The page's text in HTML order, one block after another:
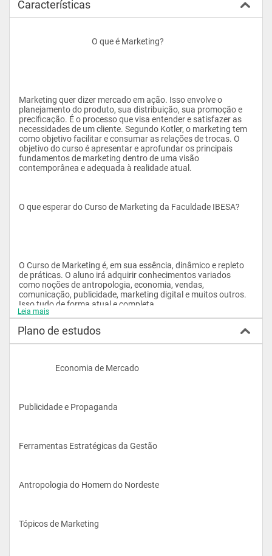
Características
					O que é Marketing?
Marketing quer dizer mercado em ação. Isso envolve o
planejamento do produto, sua distribuição, sua promoção e
precificação. É o processo que visa entender e satisfazer as
necessidades de um cliente. Segundo Kotler, o marketing tem
como objetivo facilitar e consumar as relações de trocas. O
objetivo do curso é apresentar e aprofundar os principais
fundamentos de marketing dentro de uma visão
contemporânea e adequada à realidade atual.
O que esperar do Curso de Marketing da Faculdade IBESA?
O Curso de Marketing é, em sua essência, dinâmico e repleto
de práticas. O aluno irá adquirir conhecimentos variados
como noções de antropologia, economia, vendas,
comunicação, publicidade, marketing digital e muitos outros.
Isso tudo de forma atual e completa.
O curso, além de proporcionar a prática dos fundamentos
oferece uma visão crítica sobre gestão de marketing,
estimulando o desenvolvimento de atitudes gerenciais
Quais são as exigências e como está o mercado de trabalho?
criação, a comunicação e a entrega de valor para os clientes,
bem como a administração do relacionamento com os
Leia mais
Plano de estudos
                    Economia de Mercado
Publicidade e Propaganda
Ferramentas Estratégicas da Gestão
Antropologia do Homem do Nordeste
Tópicos de Marketing